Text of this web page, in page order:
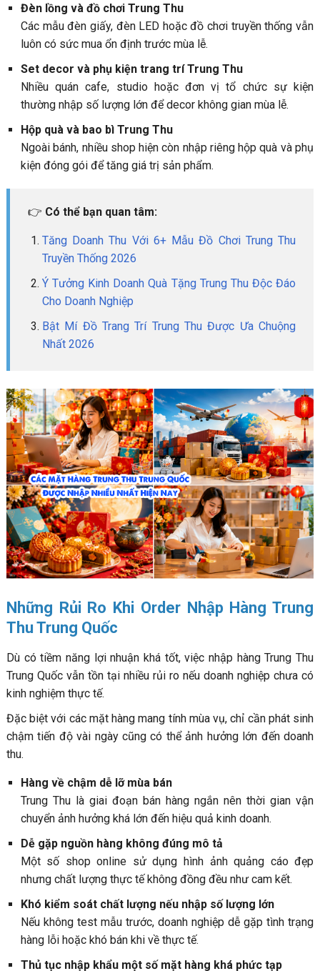
Đèn lồng và đồ chơi Trung Thu
Các mẫu đèn giấy, đèn LED hoặc đồ chơi truyền thống vẫn
luôn có sức mua ổn định trước mùa lễ.
Set decor và phụ kiện trang trí Trung Thu
Nhiều quán cafe, studio hoặc đơn vị tổ chức sự kiện
thường nhập số lượng lớn để decor không gian mùa lễ.
Hộp quà và bao bì Trung Thu
Ngoài bánh, nhiều shop hiện còn nhập riêng hộp quà và phụ
kiện đóng gói để tăng giá trị sản phẩm.
👉 Có thể bạn quan tâm:
Tăng Doanh Thu Với 6+ Mẫu Đồ Chơi Trung Thu
Truyền Thống 2026
Ý Tưởng Kinh Doanh Quà Tặng Trung Thu Độc Đáo
Cho Doanh Nghiệp
Bật Mí Đồ Trang Trí Trung Thu Được Ưa Chuộng
Nhất 2026
Những Rủi Ro Khi Order Nhập Hàng Trung
Thu Trung Quốc
Dù có tiềm năng lợi nhuận khá tốt, việc nhập hàng Trung Thu
Trung Quốc vẫn tồn tại nhiều rủi ro nếu doanh nghiệp chưa có
kinh nghiệm thực tế.
Đặc biệt với các mặt hàng mang tính mùa vụ, chỉ cần phát sinh
chậm tiến độ vài ngày cũng có thể ảnh hưởng lớn đến doanh
thu.
Hàng về chậm dễ lỡ mùa bán
Trung Thu là giai đoạn bán hàng ngắn nên thời gian vận
chuyển ảnh hưởng khá lớn đến hiệu quả kinh doanh.
Dễ gặp nguồn hàng không đúng mô tả
Một số shop online sử dụng hình ảnh quảng cáo đẹp
nhưng chất lượng thực tế không đồng đều như cam kết.
Khó kiểm soát chất lượng nếu nhập số lượng lớn
Nếu không test mẫu trước, doanh nghiệp dễ gặp tình trạng
hàng lỗi hoặc khó bán khi về thực tế.
Thủ tục nhập khẩu một số mặt hàng khá phức tạp